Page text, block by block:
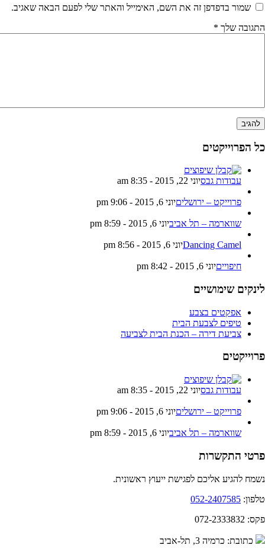
שמור בדפדפן זה את השם, האימייל והאתר שלי לפעם הבאה שאגיב.
שלך*
הפרוייקטים
עבודות גבסיוני 22, 2015 - 8:35 am
פרוייקט – ירושליםיוני 6, 2015 - 9:06 pm
שווארמה – תל אביביוני 6, 2015 - 8:59 pm
Dancing Camelיוני 6, 2015 - 8:56 pm
חיפוייםיוני 6, 2015 - 8:42 pm
שימושיים
אפקטים בצבע
טיפים לצבעת הבית
צביעת דירה – הכנת הבית לצביעה
עבודות גבסיוני 22, 2015 - 8:35 am
פרוייקט – ירושליםיוני 6, 2015 - 9:06 pm
שווארמה – תל אביביוני 6, 2015 - 8:59 pm
התקשרות
להגיע אליכם לפגישת ייעוץ ראשונית.
052-2407585
2333832
כתובת: כרמיה 3, תל-אביב